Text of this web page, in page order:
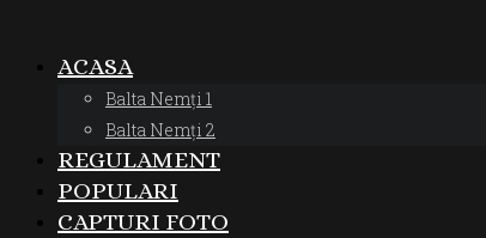
ACASA
Balta Nemți 1
Balta Nemți 2
REGULAMENT
POPULARI
CAPTURI FOTO